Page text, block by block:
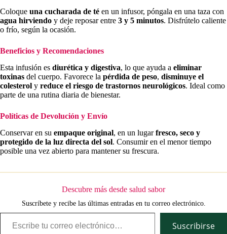
Coloque una cucharada de té en un infusor, póngala en una taza con
agua hirviendo y deje reposar entre 3 y 5 minutos. Disfrútelo caliente
o frío, según la ocasión.
Beneficios y Recomendaciones
Esta infusión es diurética y digestiva, lo que ayuda a eliminar
toxinas del cuerpo. Favorece la pérdida de peso, disminuye el
colesterol y reduce el riesgo de trastornos neurológicos. Ideal como
parte de una rutina diaria de bienestar.
Políticas de Devolución y Envío
Conservar en su empaque original, en un lugarfresco, seco y
protegido de la luz directa del sol. Consumir en el menor tiempo
posible una vez abierto para mantener su frescura.
Descubre más desde salud sabor
Suscríbete y recibe las últimas entradas en tu correo electrónico.
Escribe tu correo electrónico…
Suscribirse